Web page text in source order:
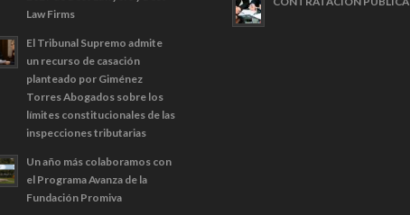
Law Firms
El Tribunal Supremo admite
un recurso de casación
planteado por Giménez
Torres Abogados sobre los
límites constitucionales de las
inspecciones tributarias
Un año más colaboramos con
el Programa Avanza de la
Fundación Promiva